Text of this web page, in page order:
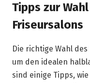
Tipps zur
Friseursalons
Die richtige Wahl
um den idealen
sind einige Tipps,